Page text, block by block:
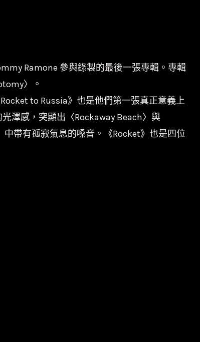
Ramone 參與錄製的最後一張專輯。專輯
〉。
to Russia》也是他們第一張真正意義上
澤感，突顯出〈Rockaway Beach〉與
中帶有孤寂氣息的嗓音。《Rocket》也是四位